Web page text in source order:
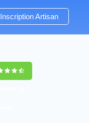
Inscription Artisan